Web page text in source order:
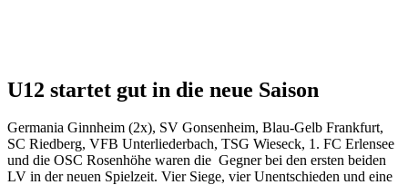
U12 startet gut in die neue Saison
Germania Ginnheim (2x), SV Gonsenheim, Blau-Gelb Frankfurt,
SC Riedberg, VFB Unterliederbach, TSG Wieseck, 1. FC Erlensee
und die OSC Rosenhöhe waren die Gegner bei den ersten beiden
LV in der neuen Spielzeit. Vier Siege, vier Unentschieden und eine